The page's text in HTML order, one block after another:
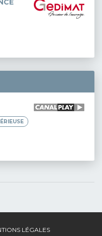
LÉGALES